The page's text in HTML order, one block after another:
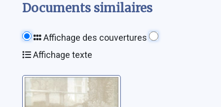
Documents similaires
Affichage des couvertures
Affichage texte
La tempête:
roman